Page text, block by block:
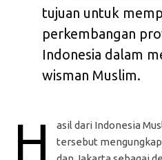
tujuan untuk
perkembangan
Indonesia dalam
wisman Muslim.
H
asil dari Indonesia
tersebut